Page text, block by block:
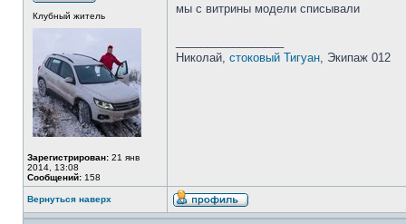
Клубный житель
Зарегистрирован: 21 янв
2014, 13:08
Сообщений: 158
мы с витрины модели списывали
Николай, стоковый Тигуан, Экипаж 012
Вернуться наверх